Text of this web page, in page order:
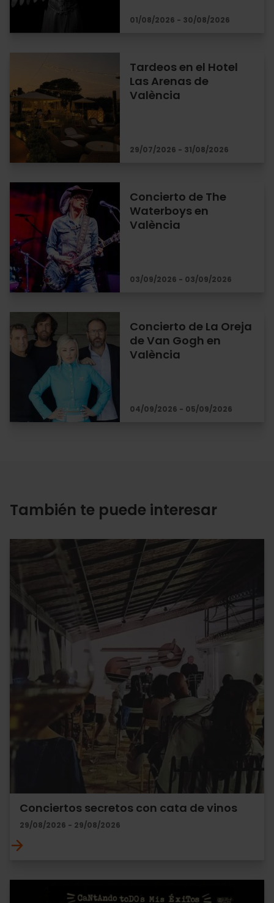
01/08/2026 - 30/08/2026
Tardeos en el Hotel
Las Arenas de
València
29/07/2026 - 31/08/2026
Concierto de The
Waterboys en
València
03/09/2026 - 03/09/2026
Concierto de La Oreja
de Van Gogh en
València
04/09/2026 - 05/09/2026
También te puede interesar
Conciertos secretos con cata de vinos
29/08/2026 - 29/08/2026